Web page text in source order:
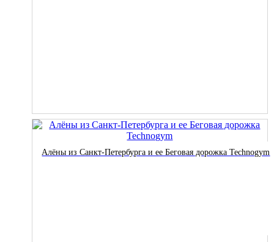
Алёны из Санкт-Петербурга и ее Беговая дорожка Technogym